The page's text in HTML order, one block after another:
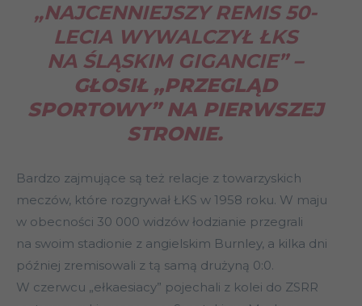
„NAJCENNIEJSZY REMIS 50-
LECIA WYWALCZYŁ ŁKS
NA ŚLĄSKIM GIGANCIE”–
GŁOSIŁ „PRZEGLĄD
SPORTOWY” NA PIERWSZEJ
STRONIE.
Bardzo zajmujące są też relacje z towarzyskich
meczów, które rozgrywał ŁKS w 1958 roku. W maju
w obecności 30 000 widzów łodzianie przegrali
na swoim stadionie z angielskim Burnley, a kilka dni
później zremisowali z tą samą drużyną 0:0.
W czerwcu „ełkaesiacy” pojechali z kolei do ZSRR